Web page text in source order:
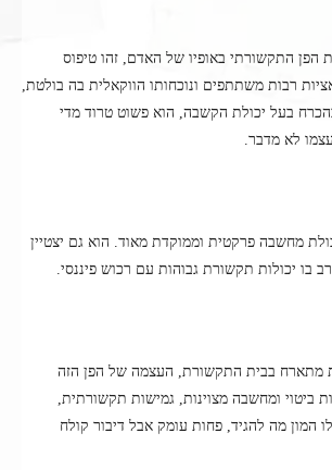
הפן התקשורתי באופיו של האדם, זהו טיפוס
רבות משתתפים ונוכחותו הווקאלית בה בולטת,
בעל יכולת הקשבה, הוא פשוט טרוד מדי
לא מדבר.
מחשבה פרקטית וממוקדת מאוד. הוא גם יצטיין
בו יכולות תקשורת גבוהות עם רכוש פיננסי.
מתארח בבית התקשורת, העצמה של הפן הזה
ביטוי ומחשבה מצוינות, גמישות תקשורתית,
המון מה להגיד, פחות עומק אבל דיבור קולח